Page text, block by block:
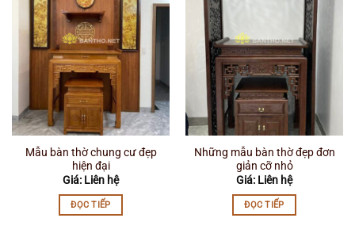
Mẫu bàn thờ chung cư đẹp
hiện đại
Giá: Liên hệ
ĐỌC TIẾP
Những mẫu bàn thờ đẹp đơn
giản cỡ nhỏ
Giá: Liên hệ
ĐỌC TIẾP